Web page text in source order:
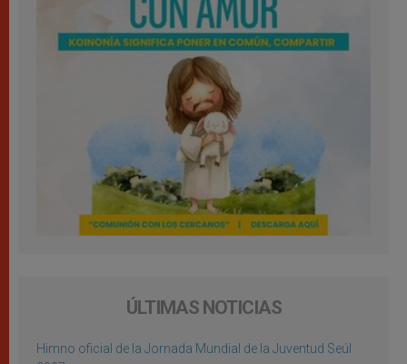
ÚLTIMAS NOTICIAS
Himno oficial de la Jornada Mundial de la Juventud Seúl